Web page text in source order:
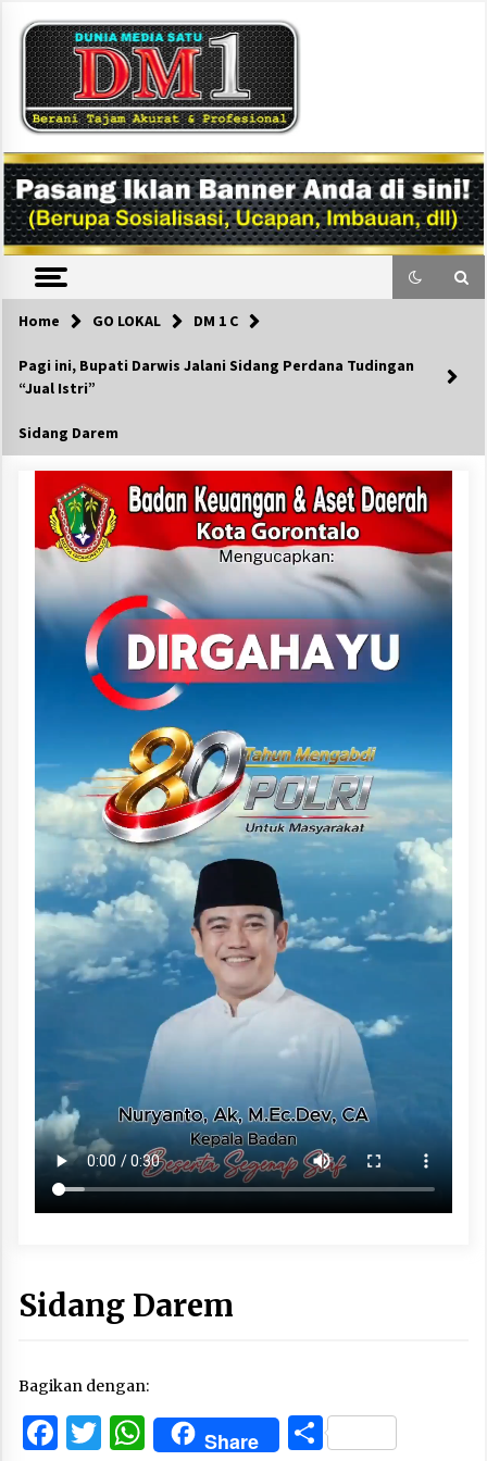
content
DM1
Home GO LOKAL DM 1 C
Pagi ini, Bupati Darwis Jalani Sidang Perdana Tudingan
“Jual Istri”
Sidang Darem
Sidang Darem
Bagikan dengan:
Facebook
Twitter
WhatsApp
Share Share